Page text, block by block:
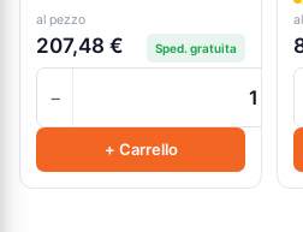
al pezzo
207,48 € Sped. gratuita
−
+ Carrello